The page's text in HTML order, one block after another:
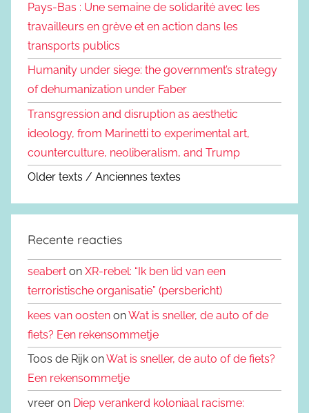
Pays-Bas : Une semaine de solidarité avec les
travailleurs en grève et en action dans les
transports publics
Humanity under siege: the government’s strategy
of dehumanization under Faber
Transgression and disruption as aesthetic
ideology, from Marinetti to experimental art,
counterculture, neoliberalism, and Trump
Older texts / Anciennes textes
Recente reacties
seabert on XR-rebel: “Ik ben lid van een
terroristische organisatie” (persbericht)
kees van oosten onWat is sneller, de auto of de
fiets? Een rekensommetje
Toos de Rijk onWat is sneller, de auto of de fiets?
Een rekensommetje
vreer on Diep verankerd koloniaal racisme: